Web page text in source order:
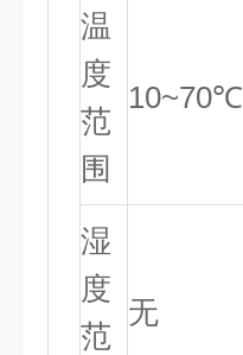
温
度
范
围
10~70℃
湿
度
范
无